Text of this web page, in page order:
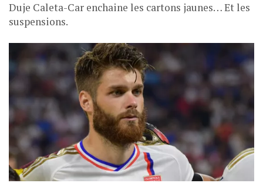
Duje Caleta-Car enchaine les cartons jaunes… Et les
suspensions.